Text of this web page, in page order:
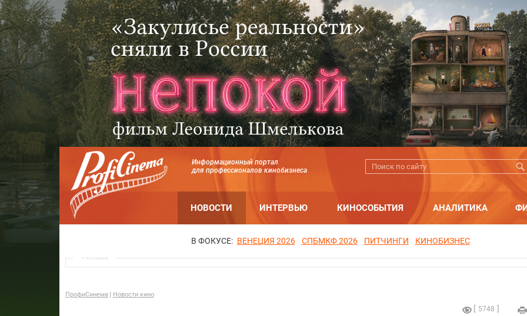
Информационный портал
для профессионалов кинобизнеса
НОВОСТИ ИНТЕРВЬЮ КИНОСОБЫТИЯ АНАЛИТИКА
В ФОКУСЕ: ВЕНЕЦИЯ 2026 СПБМКФ 2026 ПИТЧИНГИ КИНОБИЗНЕС
Реклама
ПрофиСинема Новости кино
5748